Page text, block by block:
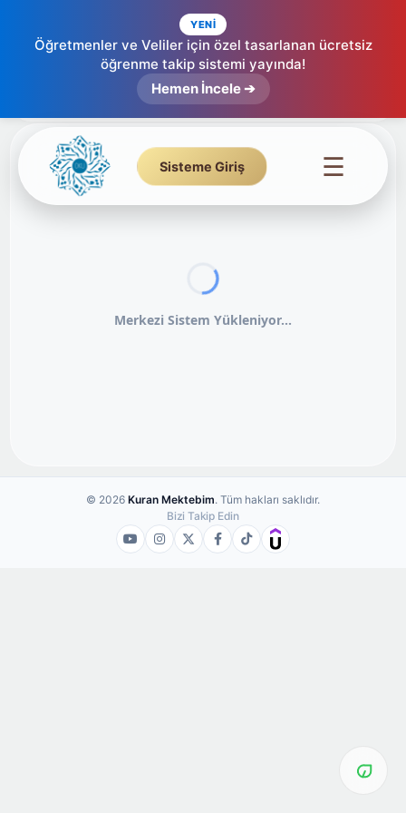
YENİ
Öğretmenler ve Veliler için özel tasarlanan ücretsiz
öğrenme takip sistemi yayında!
Hemen İncele ➔
Sisteme Giriş ☰
Merkezi Sistem Yükleniyor...
© 2026 Kuran Mektebim. Tüm hakları saklıdır.
Bizi Takip Edin